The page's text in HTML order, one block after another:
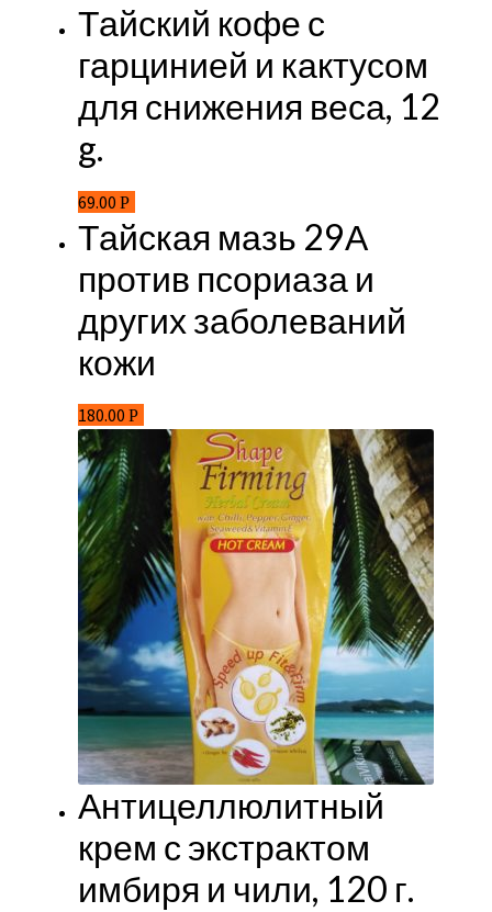
Тайский кофе с
гарцинией и кактусом
для снижения веса, 12
g.
69.00 Р
Тайская мазь 29А
против псориаза и
других заболеваний
кожи
180.00 Р
Антицеллюлитный
крем с экстрактом
имбиря и чили, 120 г.